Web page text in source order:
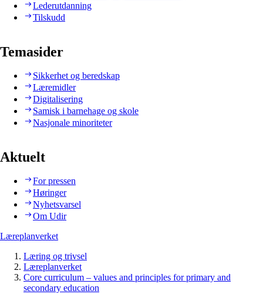
Lederutdanning
Tilskudd
Temasider
Sikkerhet og beredskap
Læremidler
Digitalisering
Samisk i barnehage og skole
Nasjonale minoriteter
Aktuelt
For pressen
Høringer
Nyhetsvarsel
Om Udir
Læreplanverket
Læring og trivsel
Læreplanverket
Core curriculum – values and principles for primary and
secondary education